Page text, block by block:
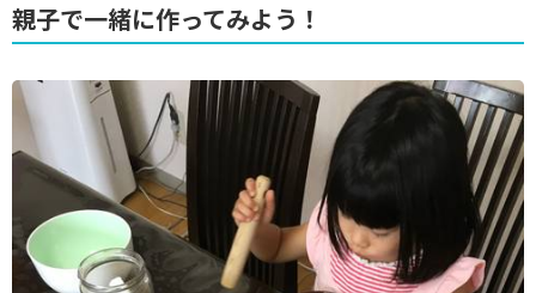
親子で一緒に作ってみよう！